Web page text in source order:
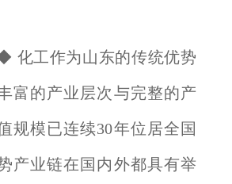
化工作为山东的传统优势
富的产业层次与完整的产
规模已连续30年位居全国
产业链在国内外都具有举